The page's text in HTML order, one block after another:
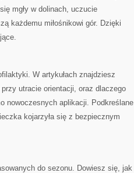
mgły w dolinach, uczucie
każdemu miłośnikowi gór. Dzięki
W artykułach znajdziesz
utracie orientacji, oraz dlaczego
nowoczesnych aplikacji. Podkreślane
kojarzyła się z bezpiecznym
do sezonu. Dowiesz się, jak